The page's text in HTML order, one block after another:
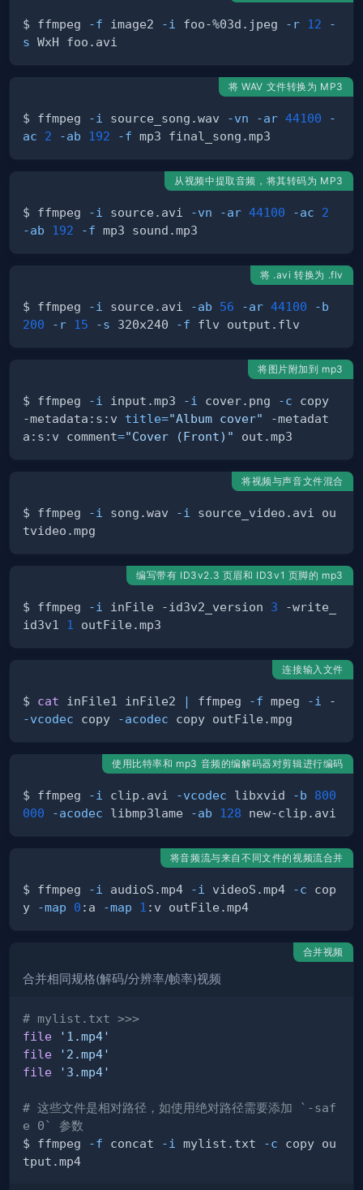
$ ffmpeg -f image2 -i foo-%0­3d.jpeg -r 12
-
s
将 WAV 文件转换为 MP3
$ ffmpeg -i source­_so­ng.wav -vn -ar 44100
-
ac
2 -ab 192 -f
从视频中提取音频，将其转码为 MP3
$ ffmpeg -i source.avi -vn -ar 44100 -ac
2
-ab
192 -f
将 .avi 转换为 .flv
$ ffmpeg -i source.avi -ab 56 -ar 44100
-b
200
-r 15 -s 320x240 -f
将图片附加到 mp3
$ ffmpeg -i input.mp3 -i cover.png -c copy
-metad­ata:s:v title="­Album cover"
-metad­at
a:s:v commen­t="Cover (Front­)"
将视频与声音文件混合
$ ffmpeg -i song.wav -i
source­_vi­deo.avi ou
编写带有 ID3v2.3 页眉和 ID3v1 页脚的 mp3
$ ffmpeg -i inFile -id3v2­_ve­rsion 3 -write­_
id3v1 1
连接输入文件
$ cat inFile1 inFile2 | ffmpeg -f mpeg -i
-vcodec copy -acodec
使用比特率和 mp3 音频的编解码器对剪辑进行编码
$ ffmpeg -i clip.avi -vcodec libxvid -b
800
000
-acodec libmp3lame -ab 128
将音频流与来自不同文件的视频流合并
$ ffmpeg -i audioS.mp4 -i videoS.mp4 -c cop
y
-map 0 :a -map 1
合并视频
合并相同规格(解码/分辨率/帧率)视频
# mylist.txt >>>
file
'1.mp4'
file
'2.mp4'
file
'3.mp4'
# 这些文件是相对路径，如使用绝对路径需要添加 `-saf
e 0` 参数
$ ffmpeg
-f concat -i mylist.txt -c copy ou